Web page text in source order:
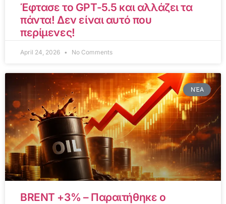
Έφτασε το GPT-5.5 και αλλάζει τα
πάντα! Δεν είναι αυτό που
περίμενες!
April 24, 2026 No Comments
ΝΈΑ
BRENT +3% – Παραιτήθηκε ο